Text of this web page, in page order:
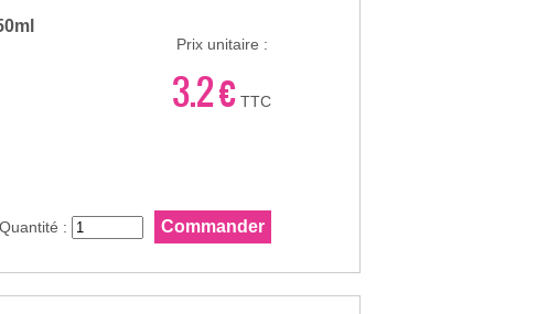
Prix unitaire :
3.2 € TTC
Quantité :